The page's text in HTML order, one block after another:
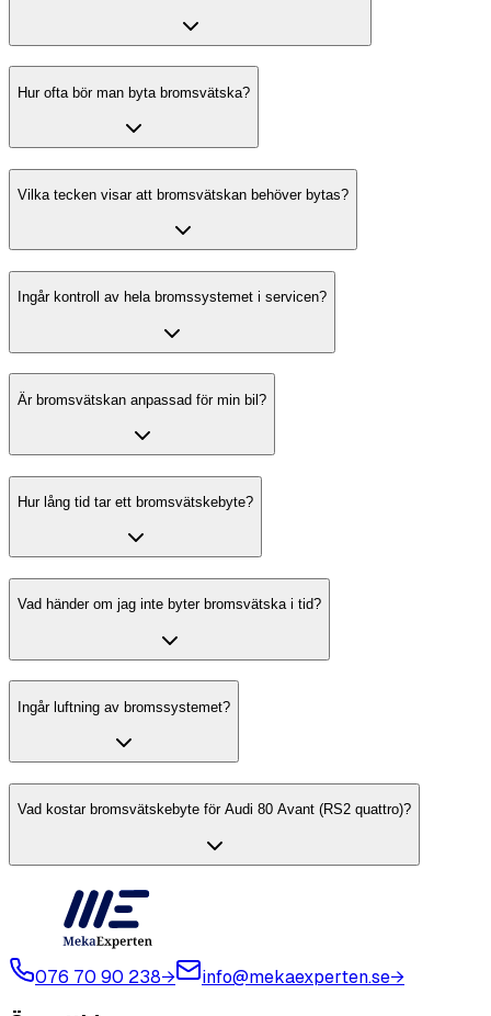
Hur ofta bör man byta bromsvätska?
Vilka tecken visar att bromsvätskan behöver bytas?
Ingår kontroll av hela bromssystemet i servicen?
Är bromsvätskan anpassad för min bil?
Hur lång tid tar ett bromsvätskebyte?
Vad händer om jag inte byter bromsvätska i tid?
Ingår luftning av bromssystemet?
Vad kostar bromsvätskebyte för Audi 80 Avant (RS2 quattro)?
076 70 90 238→ info@mekaexperten.se→